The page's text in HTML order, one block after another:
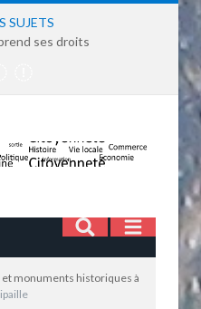
SUJETS
ses droits
monuments historiques à